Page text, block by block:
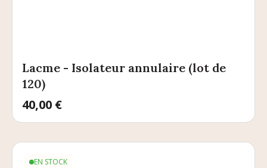
Lacme - Isolateur annulaire (lot de
120)
Prix
40,00 €
EN STOCK